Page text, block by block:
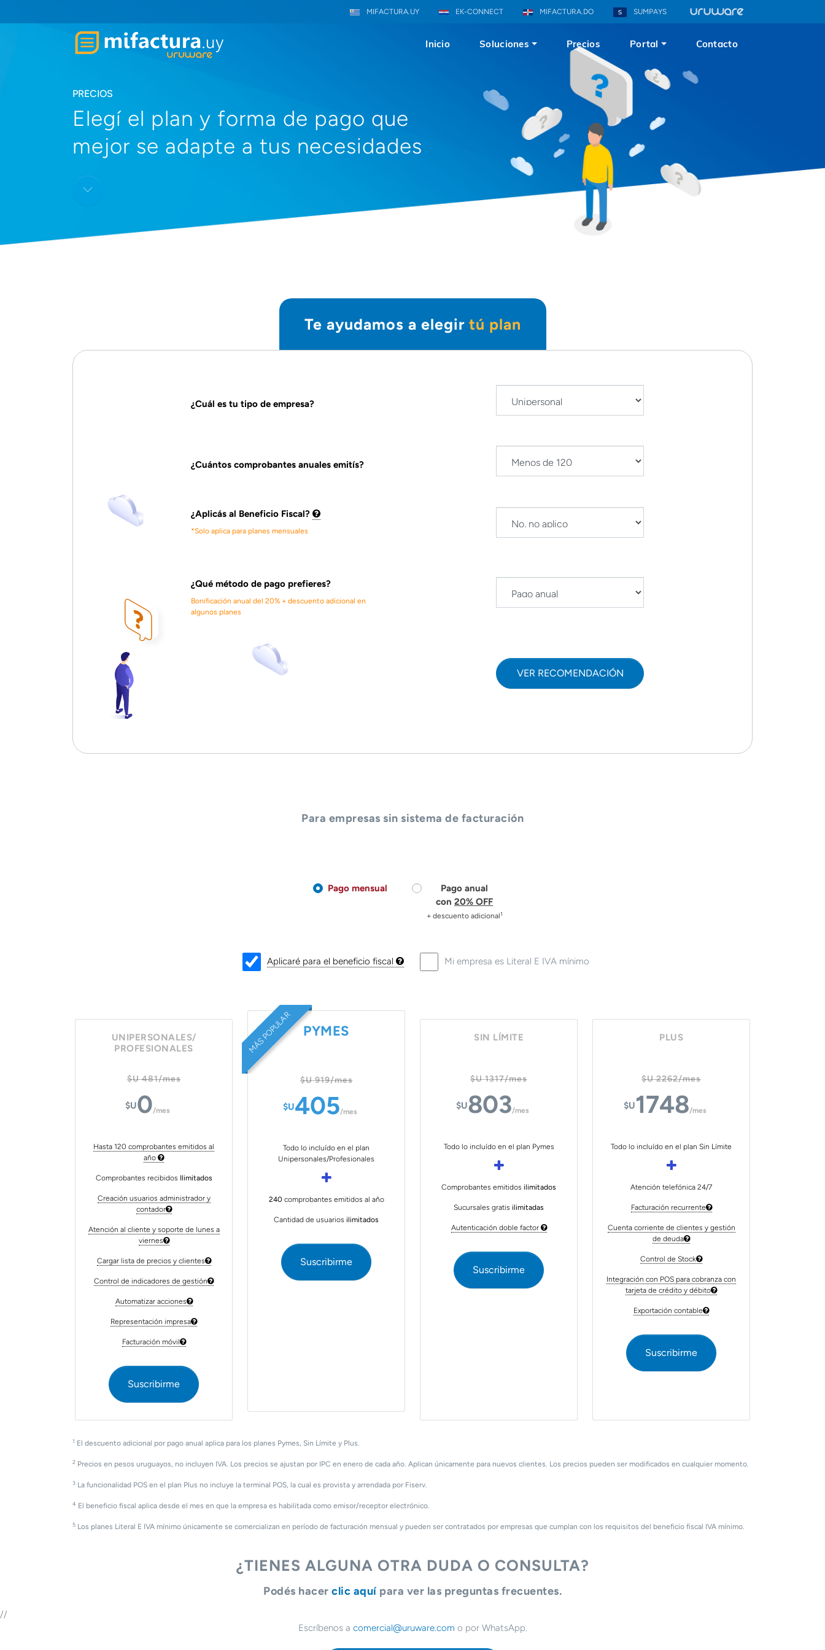
MIFACTURA.UY EK-CONNECT MIFACTURA.DO SUMPAYS
Inicio Soluciones Precios Portal Contacto
PRECIOS
Elegí el plan y forma de pago que
mejor se adapte a tus necesidades
Te ayudamos a elegir tú plan
¿Cuál es tu tipo de empresa?
¿Cuántos comprobantes anuales emitís?
¿Aplicás al Beneficio Fiscal?
*Solo aplica para planes mensuales
¿Qué método de pago prefieres?
Bonificación anual del 20% + descuento adicional en
algunos planes
VER RECOMENDACIÓN
Para empresas sin sistema de facturación
Pago mensual
Pago anual
con 20% OFF
+ descuento adicional1
Aplicaré para el beneficio fiscal Mi empresa es Literal E IVA mínimo
UNIPERSONALES/
PROFESIONALES
$U 481/mes
$U0/mes
Hasta 120 comprobantes emitidos al
año
Comprobantes recibidos Ilimitados
Creación usuarios administrador y
contador
Atención al cliente y soporte de lunes a
viernes
Cargar lista de precios y clientes
Control de indicadores de gestión
Automatizar acciones
Representación impresa
Facturación móvil
Suscribirme
MÁS POPULAR PYMES
$U 919/mes
$U405/mes
Todo lo incluído en el plan
Unipersonales/Profesionales
240comprobantes emitidos al año
Cantidad de usuarios ilimitados
Suscribirme
SIN LÍMITE
$U 1317/mes
$U803/mes
Todo lo incluído en el plan Pymes
Comprobantes emitidos ilimitados
Sucursales gratis ilimitadas
Autenticación doble factor
Suscribirme
PLUS
$U 2262/mes
$U1748/mes
Todo lo incluído en el plan Sin Límite
Atención telefónica 24/7
Facturación recurrente
Cuenta corriente de clientes y gestión
de deuda
Control de Stock
Integración con POS para cobranza con
tarjeta de crédito y débito
Exportación contable
Suscribirme
1 El descuento adicional por pago anual aplica para los planes Pymes, Sin Límite y Plus.
2 Precios en pesos uruguayos, no incluyen IVA. Los precios se ajustan por IPC en enero de cada año. Aplican únicamente para nuevos clientes. Los precios pueden ser modificados en cualquier momento.
3 La funcionalidad POS en el plan Plus no incluye la terminal POS, la cual es provista y arrendada por Fiserv.
4 El beneficio fiscal aplica desde el mes en que la empresa es habilitada como emisor/receptor electrónico.
5 Los planes Literal E IVA mínimo únicamente se comercializan en período de facturación mensual y pueden ser contratados por empresas que cumplan con los requisitos del beneficio fiscal IVA mínimo.
¿TIENES ALGUNA OTRA DUDA O CONSULTA?
Podés hacer clic aquípara ver las preguntas frecuentes.
//
Escríbenos a comercial@uruware.com o por WhatsApp.